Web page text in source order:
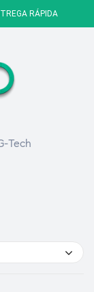
RÁPIDA
Tech